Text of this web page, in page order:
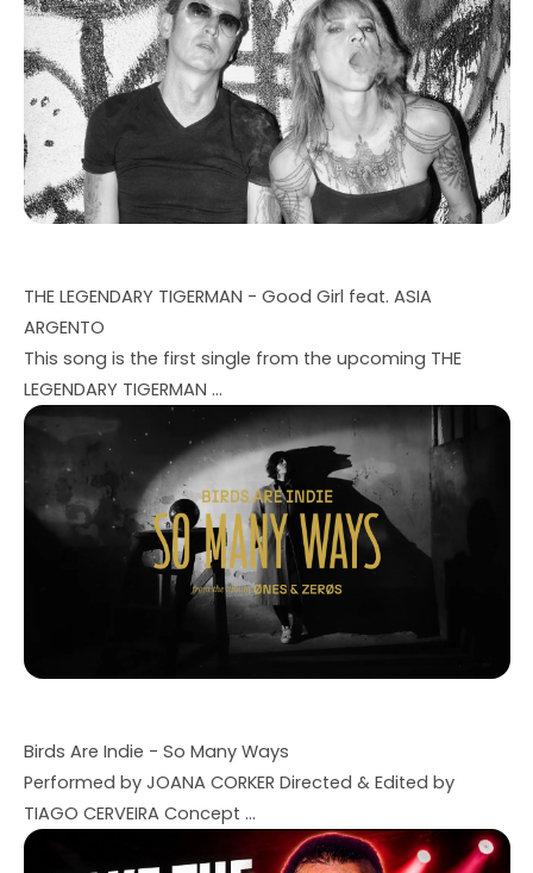
THE LEGENDARY TIGERMAN - Good Girl feat. ASIA
ARGENTO
This song is the first single from the upcoming THE
LEGENDARY TIGERMAN ...
Birds Are Indie - So Many Ways
Performed by JOANA CORKER Directed & Edited by
TIAGO CERVEIRA Concept ...